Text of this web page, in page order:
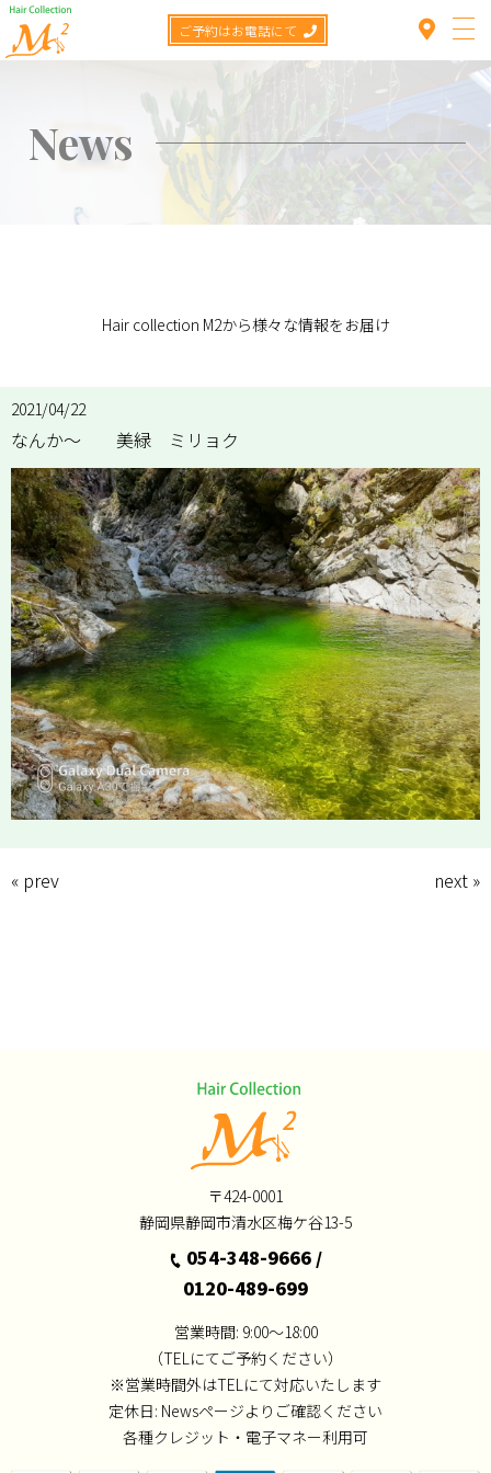
ご予約はお電話にて
Top
Item
News
Recruit
Access
News
Hair collection M2から様々な情報をお届け
2021/04/22
なんか～ 美緑 ミリョク
« prev next »
〒424-0001
静岡県静岡市清水区梅ケ谷13-5
054-348-9666/
0120-489-699
営業時間: 9:00～18:00
（TELにてご予約ください）
※営業時間外はTELにて対応いたします
定休日: Newsページよりご確認ください
各種クレジット・電子マネー利用可